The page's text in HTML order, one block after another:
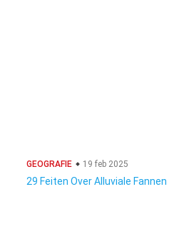
GEOGRAFIE 19 feb 2025
29 Feiten Over Alluviale Fannen